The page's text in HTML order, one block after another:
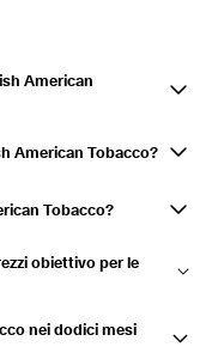
American
è una misura del valore
il numero totale di
American Tobacco?
se un titolo è
Tobacco?
the company's
obiettivo per le
ratings provide insights
nei dodici mesi